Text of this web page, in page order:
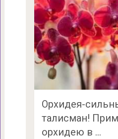
Орхидея-
талисман!
орхидею в …